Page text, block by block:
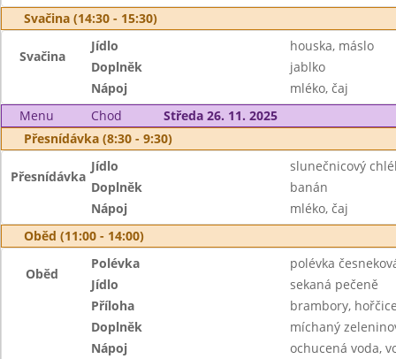
Svačina (14:30 - 15:30)
Svačina
Jídlo
houska, máslo
Doplněk
jablko
Nápoj
mléko, čaj
Menu
Chod
Středa 26. 11. 2025
Přesnídávka (8:30 - 9:30)
Přesnídávka
Jídlo
slunečnicový
Doplněk
banán
Nápoj
mléko, čaj
Oběd (11:00 - 14:00)
Oběd
Polévka
polévka
Jídlo
sekaná pečeně
Příloha
brambory,
Doplněk
míchaný
Nápoj
ochucená voda,